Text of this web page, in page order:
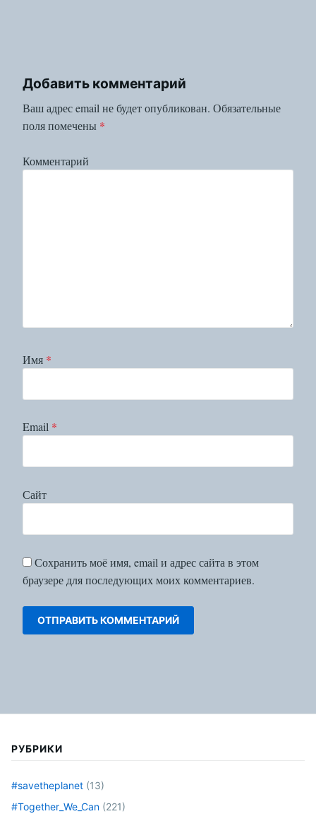
Добавить комментарий
Ваш адрес email не будет опубликован. Обязательные
поля помечены *
Комментарий
Имя *
Email *
Сайт
Сохранить моё имя, email и адрес сайта в этом
браузере для последующих моих комментариев.
РУБРИКИ
#savetheplanet (13)
#Together_We_Can (221)